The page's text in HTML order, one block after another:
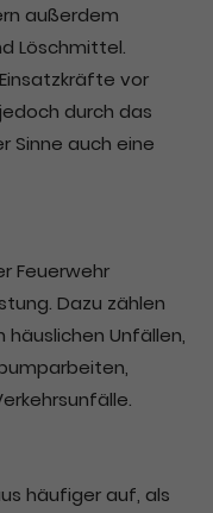
außerdem
Löschmittel.
vor
durch das
Sinne auch eine
Feuerwehr
Dazu zählen
Unfällen,
häufiger auf, als